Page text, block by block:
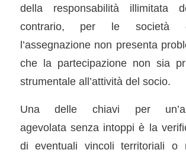
della responsabilità illimitata
contrario, per le società
l’assegnazione non presenta
che la partecipazione non sia
strumentale all’attività del socio.
Una delle chiavi per
agevolata senza intoppi è la
di eventuali vincoli territoriali o